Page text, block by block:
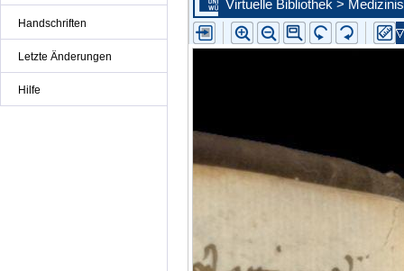
Handschriften
Letzte Änderungen
Hilfe